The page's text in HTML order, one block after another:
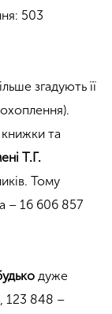
503
згадують її
та
Т.Г.
Тому
– 16 606 857
дуже
123 848 –